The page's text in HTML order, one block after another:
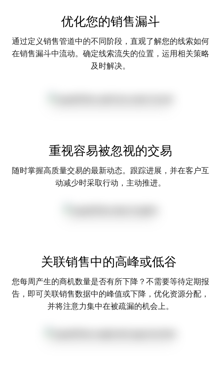
优化您的销售漏斗
通过定义销售管道中的不同阶段，直观了解您的线索如何
在销售漏斗中流动。确定线索流失的位置，运用相关策略
及时解决。
重视容易被忽视的交易
随时掌握高质量交易的最新动态。跟踪进展，并在客户互
动减少时采取行动，主动推进。
关联销售中的高峰或低谷
您每周产生的商机数量是否有所下降？不需要等待定期报
告，即可关联销售数据中的峰值或下降，优化资源分配，
并将注意力集中在被疏漏的机会上。